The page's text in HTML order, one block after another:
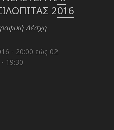
2016
Λέσχη
- 20:00 εώς 02
19:30